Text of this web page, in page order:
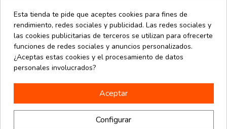
¡Ponte perdido sin miedo comiendo con nuestros artículos
desechables! Disfruta de este delicioso plato sin preocupaciones
más allá de que se acaben los calçots. Todos nuestros artículos
podrás utilizarlos también para otras reuniones donde la atracción
principal sea ¡comer! Si precisas de más información sobre
nuestros artículos, puedes llamarnos al 933 171 428 o rellenar
quieres consultarnos cualquier cosa en persona, no dudes en
pasarte por nuestras tiendas físicas, ubicadas en diferentes
puntos de Barcelona y alrededores. ¡Te esperamos!
Esta tienda te pide que aceptes cookies para fines de
rendimiento, redes sociales y publicidad. Las redes sociales y
las cookies publicitarias de terceros se utilizan para ofrecerte
funciones de redes sociales y anuncios personalizados.
¿Aceptas estas cookies y el procesamiento de datos
personales involucrados?
Aceptar
Configurar